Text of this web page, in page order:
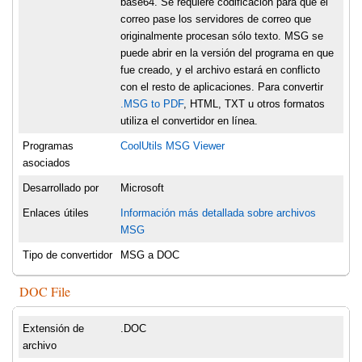
correo pase los servidores de correo que
originalmente procesan sólo texto. MSG se
puede abrir en la versión del programa en que
fue creado, y el archivo estará en conflicto
con el resto de aplicaciones. Para convertir
.MSG to PDF, HTML, TXT u otros formatos
utiliza el convertidor en línea.
Programas
asociados
CoolUtils MSG Viewer
Desarrollado por Microsoft
Enlaces útiles
Información más detallada sobre archivos
MSG
Tipo de convertidor MSG a DOC
DOC File
Extensión de
archivo
.DOC